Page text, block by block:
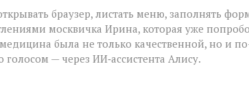
браузер, листать меню, заполнять
москвичка Ирина, которая уже
была не только качественной, но и
— через ИИ‑ассистента Алису.